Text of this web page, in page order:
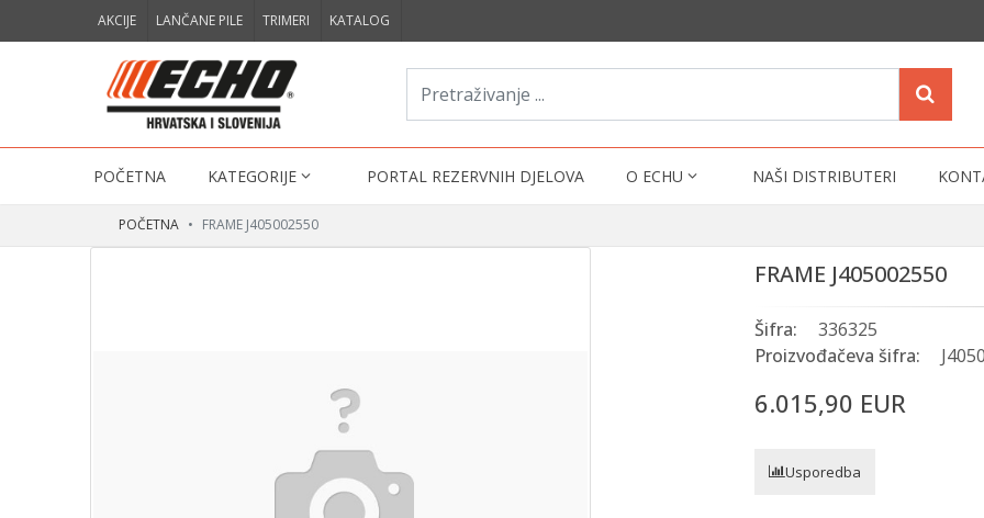
AKCIJE LANČANE PILE TRIMERI KATALOG
POČETNA KATEGORIJE PORTAL REZERVNIH DJELOVA O ECHU NAŠI DISTRIBUTERI
POČETNA FRAME J405002550
FRAME J405002550
Šifra:
336325
Proizvođačeva šifra:
6.015,90 EUR
Usporedba